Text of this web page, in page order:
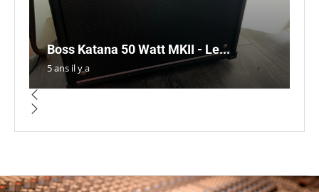
Boss Katana 50 Watt MKII - Le...
5 ans il y a